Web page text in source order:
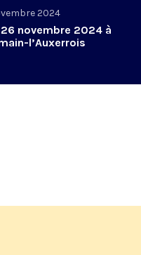
2024
novembre 2024 à
l’Auxerrois